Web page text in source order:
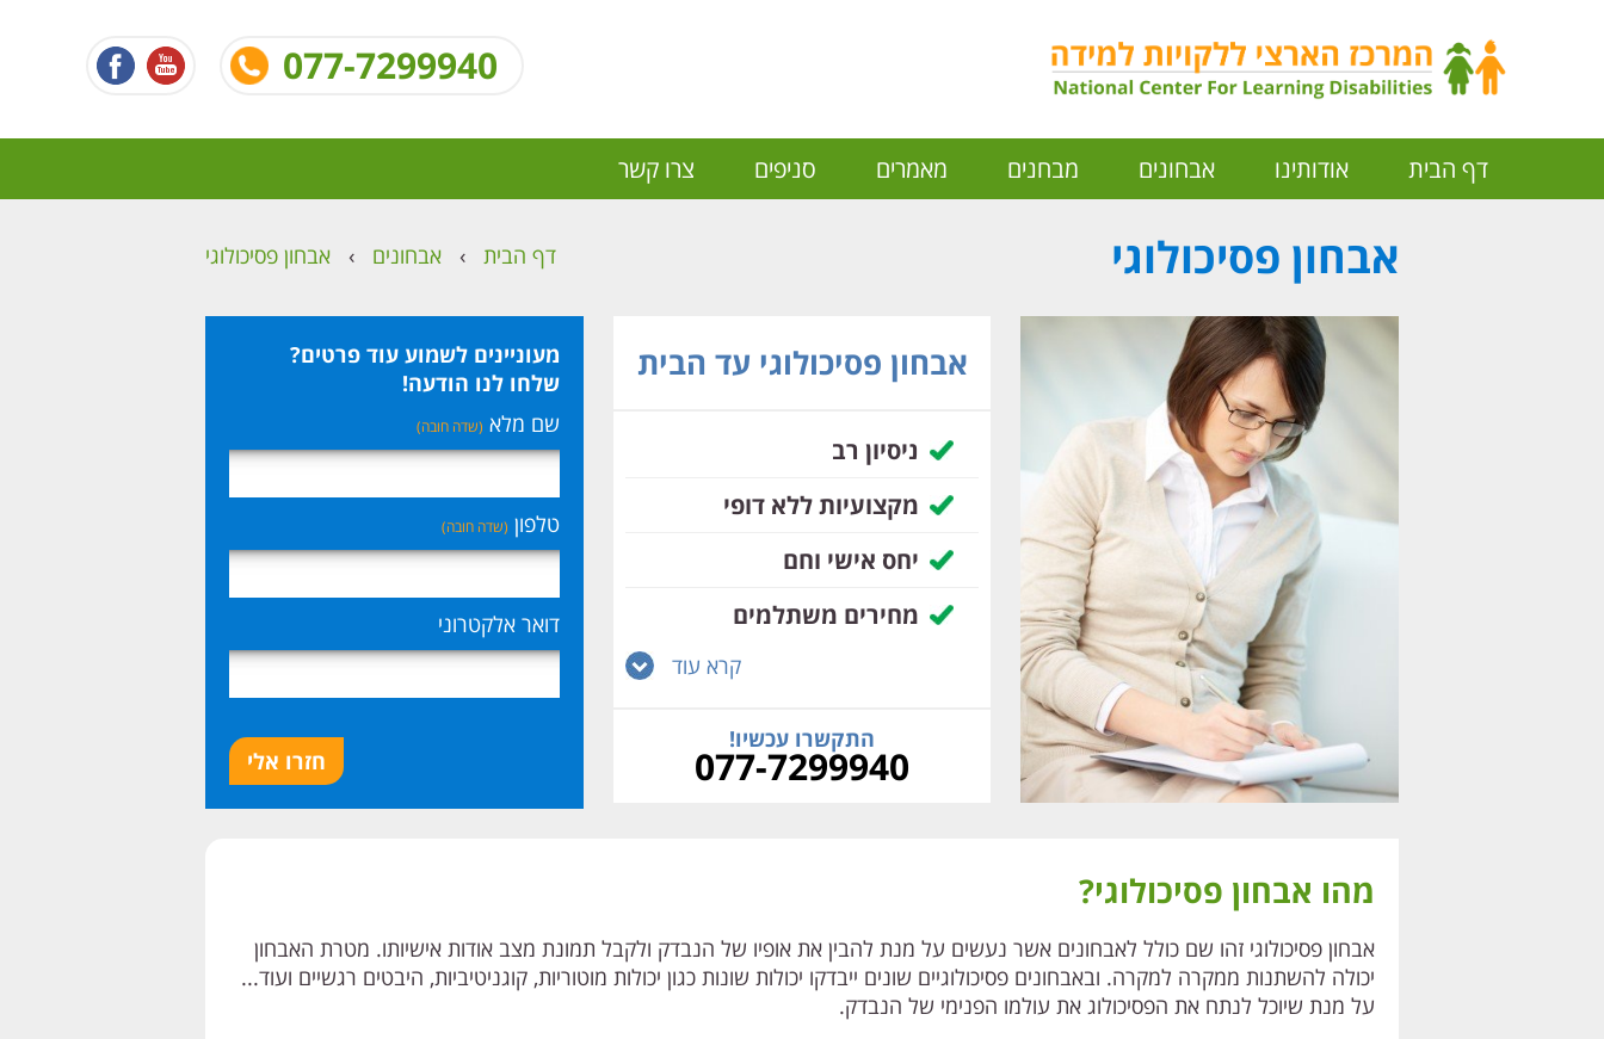
077-7299940
דף הבית אודותינו אבחונים מבחנים מאמרים סניפים צרו קשר
אבחון פסיכולוגי דף הבית › אבחונים › אבחון פסיכולוגי
אבחון פסיכולוגי עד הבית
ניסיון רב
מקצועיות ללא דופי
יחס אישי וחם
מחירים משתלמים
התקשרו עכשיו!
077-7299940
קרא עוד
מעוניינים לשמוע עוד פרטים?
שלחו לנו הודעה!
שם מלא (שדה חובה)
טלפון (שדה חובה)
דואר אלקטרוני
חזרו אלי
מהו אבחון פסיכולוגי?
אבחון פסיכולוגי זהו שם כולל לאבחונים אשר נעשים על מנת להבין את אופיו של הנבדק ולקבל תמונת מצב אודות אישיותו. מטרת האבחון
יכולה להשתנות ממקרה למקרה. ובאבחונים פסיכולוגיים שונים ייבדקו יכולות שונות כגון יכולות מוטוריות, קוגניטיביות, היבטים רגשיים ועוד...
על מנת שיוכל לנתח את הפסיכולוג את עולמו הפנימי של הנבדק.